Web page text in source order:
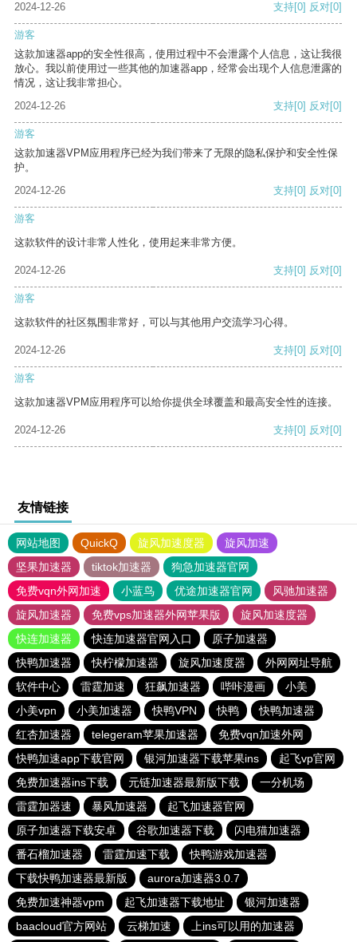
2024-12-26 支持[0] 反对[0]
游客
这款加速器app的安全性很高，使用过程中不会泄露个人信息，这让我很
放心。我以前使用过一些其他的加速器app，经常会出现个人信息泄露的
情况，这让我非常担心。
2024-12-26
支持[0] 反对[0]
游客
这款加速器VPM应用程序已经为我们带来了无限的隐私保护和安全性保
护。
2024-12-26
支持[0] 反对[0]
游客
这款软件的设计非常人性化，使用起来非常方便。
2024-12-26 支持[0] 反对[0]
游客
这款软件的社区氛围非常好，可以与其他用户交流学习心得。
2024-12-26 支持[0] 反对[0]
游客
这款加速器VPM应用程序可以给你提供全球覆盖和最高安全性的连接。
2024-12-26 支持[0] 反对[0]
友情链接
网站地图 QuickQ 旋风加速度器
旋风加速
坚果加速器
tiktok加速器
狗急加速器官网
免费vqn外网加速
小蓝鸟 优途加速器官网
风驰加速器
旋风加速器
免费vps加速器外网苹果版
旋风加速度器
快连加速器
快连加速器官网入口
原子加速器
快鸭加速器
快柠檬加速器 旋风加速度器
外网网址导航
软件中心
雷霆加速 狂飙加速器 哔咔漫画
小美
小美vpn
小美加速器 快鸭VPN 快鸭
快鸭加速器
红杏加速器
telegeram苹果加速器
免费vqn加速外网
快鸭加速app下载官网
银河加速器下载苹果ins
起飞vp官网
免费加速器ins下载
元链加速器最新版下载
一分机场
雷霆加器速
暴风加速器
起飞加速器官网
原子加速器下载安卓
谷歌加速器下载
闪电猫加速器
番石榴加速器
雷霆加速下载
快鸭游戏加速器
下载快鸭加速器最新版
aurora加速器3.0.7
免费加速神器vpm
起飞加速器下载地址
银河加速器
baacloud官方网站
云梯加速 上ins可以用的加速器